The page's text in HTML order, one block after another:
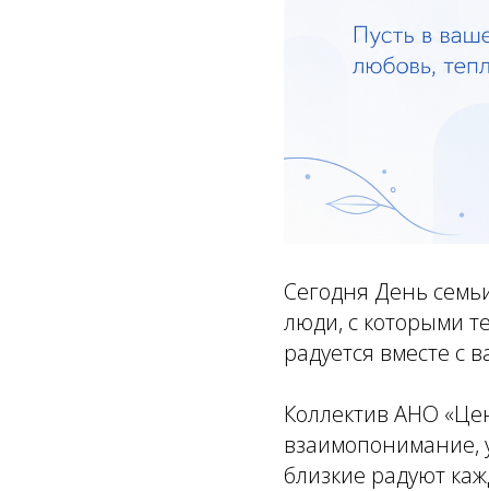
Сегодня День
люди, с которыми
радуется вместе с
Коллектив АНО
взаимопонимание,
близкие радуют